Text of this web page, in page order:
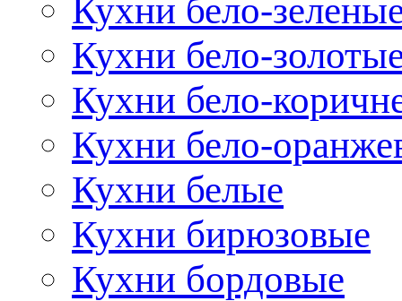
Кухни бело-
Кухни бело-
Кухни бело-
Кухни бело-
Кухни белые
Кухни бирюзовые
Кухни бордовые